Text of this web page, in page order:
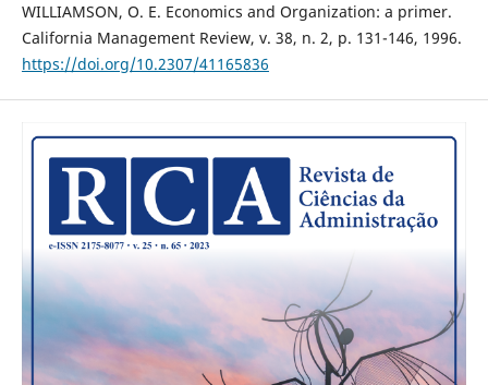
WILLIAMSON, O. E. Economics and Organization: a primer.
California Management Review, v. 38, n. 2, p. 131-146, 1996.
https://doi.org/10.2307/41165836